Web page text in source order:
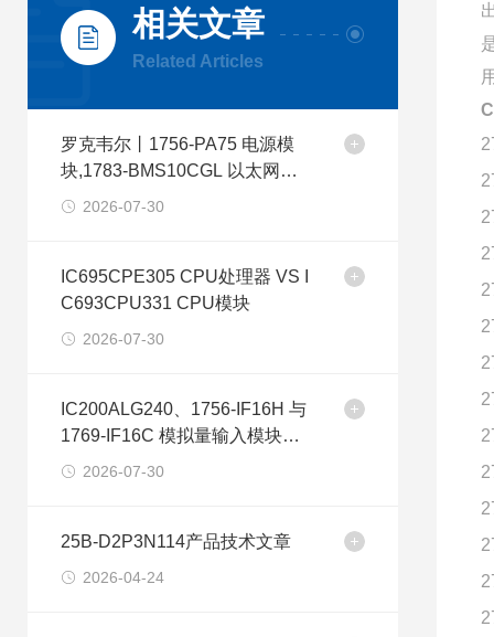
相关文章
Related Articles
罗克韦尔丨1756-PA75 电源模
块,1783-BMS10CGL 以太网交
换机2026-07-30
IC695CPE305 CPU处理器 VS I
C693CPU331 CPU模块
2026-07-30
IC200ALG240、1756-IF16H 与
1769-IF16C 模拟量输入模块型
号差异分析
2026-07-30
25B-D2P3N114产品技术文章
2026-04-24